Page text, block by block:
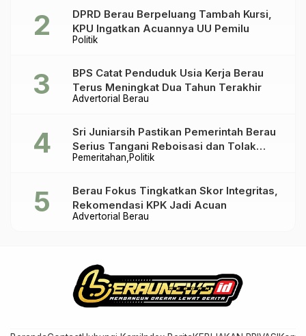
Politik
DPRD Berau Berpeluang Tambah Kursi,
KPU Ingatkan Acuannya UU Pemilu
Advertorial Berau
BPS Catat Penduduk Usia Kerja Berau
Terus Meningkat Dua Tahun Terakhir
Pemeritahan Politik
Sri Juniarsih Pastikan Pemerintah Berau
Serius Tangani Reboisasi dan Tolak
Praktik Ilegal
Advertorial Berau
Berau Fokus Tingkatkan Skor Integritas,
Rekomendasi KPK Jadi Acuan